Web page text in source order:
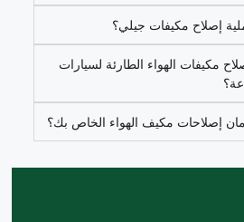
مكيفات الهواء الطارئة لسيارات